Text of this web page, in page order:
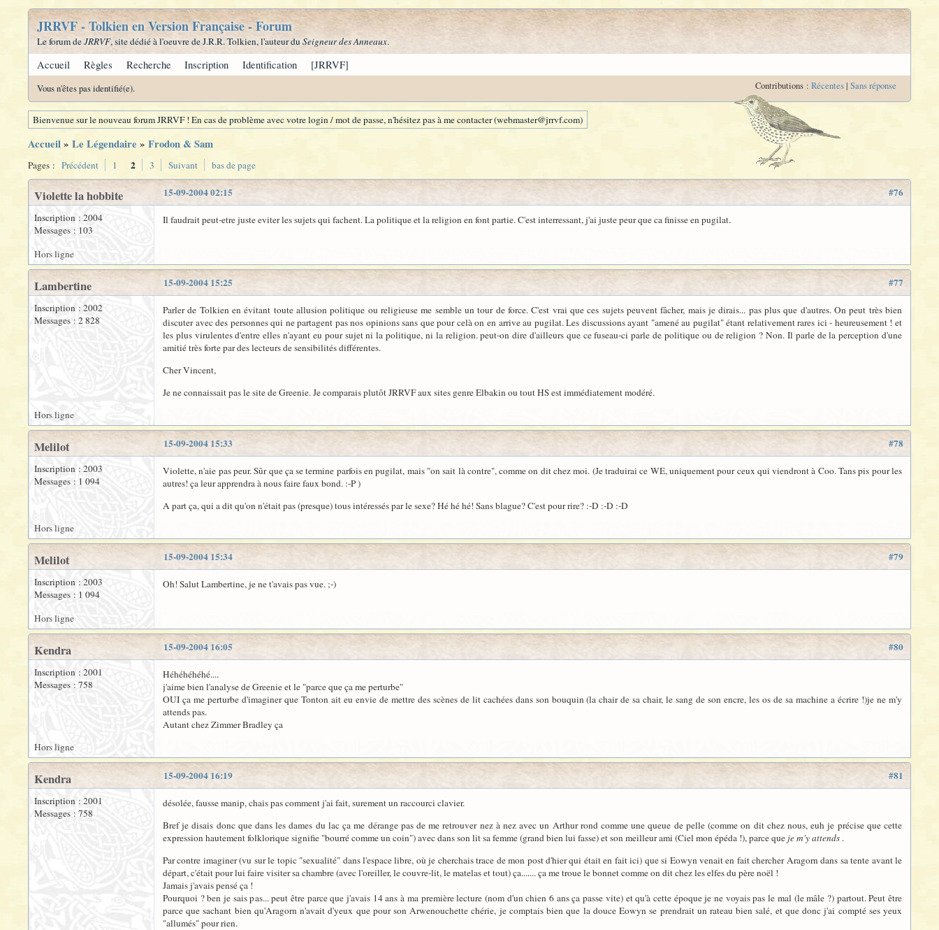
JRRVF - Tolkien en Version Française - Forum
Le forum deJRRVF, site dédié à l'oeuvre de J.R.R. Tolkien, l'auteur du Seigneur des Anneaux.
Accueil Règles Recherche Inscription Identification [JRRVF]
Vous n'êtes pas identifié(e). Contributions : Récentes| Sans réponse
Bienvenue sur le nouveau forum JRRVF ! En cas de problème avec votre login / mot de passe, n'hésitez pas à me contacter (webmaster@jrrvf.com)
Accueil» Le Légendaire » Frodon & Sam
Pages : Précédent 1 2 3 Suivant bas de page
#76
15-09-2004 02:15
Violette la hobbite
Inscription : 2004
Messages : 103
Il faudrait peut-etre juste eviter les sujets qui fachent. La politique et la religion en font partie. C'est interressant, j'ai juste peur que ca finisse en pugilat.
Hors ligne
#77
15-09-2004 15:25
Lambertine
Inscription : 2002
Messages : 2 828
Parler de Tolkien en évitant toute allusion politique ou religieuse me semble un tour de force. C'est vrai que ces sujets peuvent fâcher, mais je dirais... pas plus que d'autres. On peut très bien
discuter avec des personnes qui ne partagent pas nos opinions sans que pour celà on en arrive au pugilat. Les discussions ayant "amené au pugilat" étant relativement rares ici - heureusement ! et
les plus virulentes d'entre elles n'ayant eu pour sujet ni la politique, ni la religion. peut-on dire d'ailleurs que ce fuseau-ci parle de politique ou de religion ? Non. Il parle de la perception d'une
amitié très forte par des lecteurs de sensibilités différentes.
Cher Vincent,
Je ne connaissait pas le site de Greenie. Je comparais plutôt JRRVF aux sites genre Elbakin ou tout HS est immédiatement modéré.
Hors ligne
#78
15-09-2004 15:33
Melilot
Inscription : 2003
Messages : 1 094
Violette, n'aie pas peur. Sûr que ça se termine parfois en pugilat, mais "on sait là contre", comme on dit chez moi. (Je traduirai ce WE, uniquement pour ceux qui viendront à Coo. Tans pis pour les
autres! ça leur apprendra à nous faire faux bond. :-P )
A part ça, qui a dit qu'on n'était pas (presque) tous intéressés par le sexe? Hé hé hé! Sans blague? C'est pour rire? :-D :-D :-D
Hors ligne
#79
15-09-2004 15:34
Melilot
Inscription : 2003
Messages : 1 094
Oh! Salut Lambertine, je ne t'avais pas vue. ;-)
Hors ligne
#80
15-09-2004 16:05
Kendra
Inscription : 2001
Messages : 758
Héhéhéhéhé....
j'aime bien l'analyse de Greenie et le "parce que ça me perturbe"
OUI ça me perturbe d'imaginer que Tonton ait eu envie de mettre des scènes de lit cachées dans son bouquin (la chair de sa chair, le sang de son encre, les os de sa machine a écrire !)je ne m'y
attends pas.
Autant chez Zimmer Bradley ça
Hors ligne
#81
15-09-2004 16:19
Kendra
Inscription : 2001
Messages : 758
désolée, fausse manip, chais pas comment j'ai fait, surement un raccourci clavier.
Bref je disais donc que dans les dames du lac ça me dérange pas de me retrouver nez à nez avec un Arthur rond comme une queue de pelle (comme on dit chez nous, euh je précise que cette
expression hautement folklorique signifie "bourré comme un coin") avec dans son lit sa femme (grand bien lui fasse) et son meilleur ami (Ciel mon épéda !), parce que je m'y attends .
Par contre imaginer (vu sur le topic "sexualité" dans l'espace libre, où je cherchais trace de mon post d'hier qui était en fait ici) que si Eowyn venait en fait chercher Aragorn dans sa tente avant le
départ, c'était pour lui faire visiter sa chambre (avec l'oreiller, le couvre-lit, le matelas et tout) ça....... ça me troue le bonnet comme on dit chez les elfes du père noël !
Jamais j'avais pensé ça !
Pourquoi ? ben je sais pas... peut être parce que j'avais 14 ans à ma première lecture (nom d'un chien 6 ans ça passe vite) et qu'à cette époque je ne voyais pas le mal (le mâle ?) partout. Peut être
parce que sachant bien qu'Aragorn n'avait d'yeux que pour son Arwenouchette chérie, je comptais bien que la douce Eowyn se prendrait un rateau bien salé, et que donc j'ai compté ses yeux
"allumés" pour rien.